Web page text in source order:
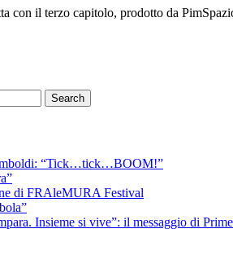
con il terzo capitolo, prodotto da
“Tick…tick…BOOM!”
di FRAleMURA Festival
Insieme si vive”: il messaggio di